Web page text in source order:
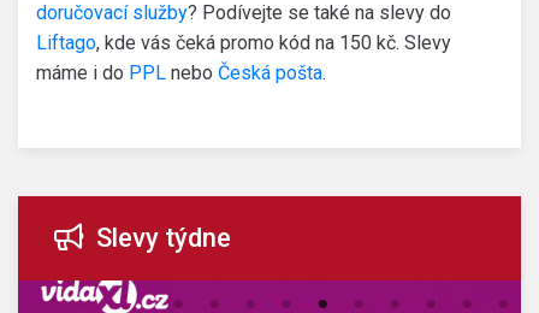
doručovací služby? Podívejte se také na slevy do
Liftago, kde vás čeká promo kód na 150 kč. Slevy
máme i do PPL nebo Česká pošta.
Slevy týdne